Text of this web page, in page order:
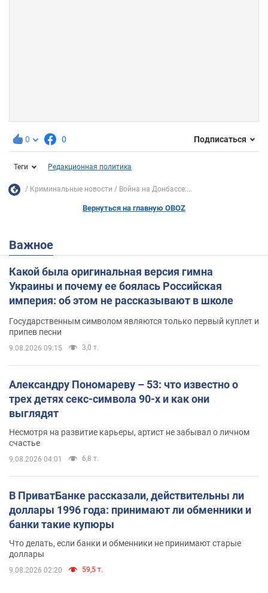
0 0 Подписаться
Теги Редакционная политика
Криминальные новости Война на Донбассе:...
Вернуться на главную OBOZ
Важное
Какой была оригинальная версия гимна
Украины и почему ее боялась Российская
империя: об этом не рассказывают в школе
Государственным символом являются только первый куплет и
припев песни
9.08.2026 09:15 3,0 т.
Александру Пономареву – 53: что известно о
трех детях секс-символа 90-х и как они
выглядят
Несмотря на развитие карьеры, артист не забывал о личном
счастье
9.08.2026 04:01 6,8 т.
В ПриватБанке рассказали, действительны ли
доллары 1996 года: принимают ли обменники и
банки такие купюры
Что делать, если банки и обменники не принимают старые
доллары
9.08.2026 02:20 59,5 т.